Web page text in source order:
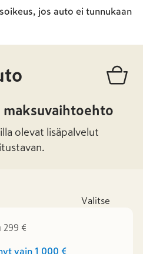
jos auto ei tunnukaan
maksuvaihtoehto
olevat lisäpalvelut
Valitse
299 €
vain 1 000 €